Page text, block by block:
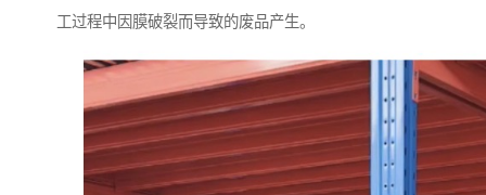
工过程中因膜破裂而导致的废品产生。